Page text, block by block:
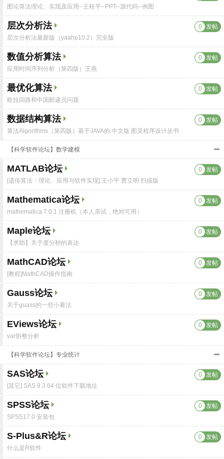
图论算法理论、实现及应用--王桂平--PPT--源代码--例图
层次分析法 发帖
0
层次分析法最新版（yaahp10.2）完全版
数值分析算法 发帖
0
应用时间序列分析（第四版）王燕
最优化算法 发帖
0
欧拉回路和中国邮递员问题
数据结构算法 发帖
0
算法Algorithms（第四版）基于JAVA的.中文版.图灵程序设计丛书
【科学软件论坛】数学建模
MATLAB论坛 发帖
0
[遗传算法：理论、应用与软件实现].王小平.曹立明.扫描版
Mathematica论坛 发帖
0
mathematica 7.0.1 注册机（本人亲试，绝对可用）
Maple论坛 发帖
0
【求助】关于度分秒的表达
MathCAD论坛 发帖
0
[教程]MathCAD操作指南
Gauss论坛 发帖
0
关于guass的一些小看法
EViews论坛 发帖
0
var协整分析
【科学软件论坛】专业统计
SAS论坛 发帖
0
[其它] SAS 9.3 64 位软件下载地址
SPSS论坛 发帖
0
SPSS17.0 安装包
S-Plus&R论坛 发帖
0
什么是R软件